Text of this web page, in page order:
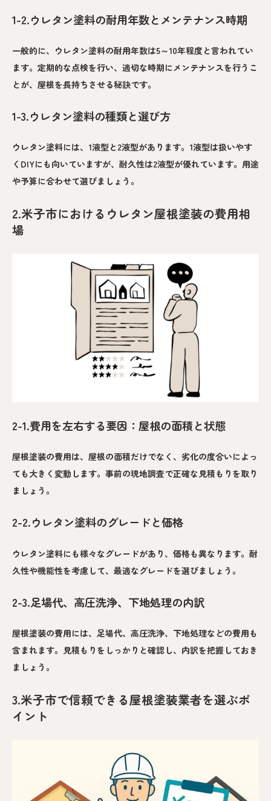
1-2.ウレタン塗料の耐用年数とメンテナンス時期
一般的に、ウレタン塗料の耐用年数は5～10年程度と言われてい
ます。定期的な点検を行い、適切な時期にメンテナンスを行うこ
とが、屋根を長持ちさせる秘訣です。
1-3.ウレタン塗料の種類と選び方
ウレタン塗料には、1液型と2液型があります。1液型は扱いやす
くDIYにも向いていますが、耐久性は2液型が優れています。用途
や予算に合わせて選びましょう。
2.米子市におけるウレタン屋根塗装の費用相
場
2-1.費用を左右する要因：屋根の面積と状態
屋根塗装の費用は、屋根の面積だけでなく、劣化の度合いによっ
ても大きく変動します。事前の現地調査で正確な見積もりを取り
ましょう。
2-2.ウレタン塗料のグレードと価格
ウレタン塗料にも様々なグレードがあり、価格も異なります。耐
久性や機能性を考慮して、最適なグレードを選びましょう。
2-3.足場代、高圧洗浄、下地処理の内訳
屋根塗装の費用には、足場代、高圧洗浄、下地処理などの費用も
含まれます。見積もりをしっかりと確認し、内訳を把握しておき
ましょう。
3.米子市で信頼できる屋根塗装業者を選ぶポ
イント